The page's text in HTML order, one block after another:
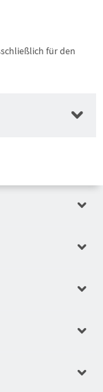
für den